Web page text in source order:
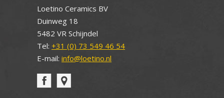
Loetino Ceramics BV
Duinweg 18
5482 VR Schijndel
Tel: +31 (0) 73 549 46 54
E-mail: info@loetino.nl